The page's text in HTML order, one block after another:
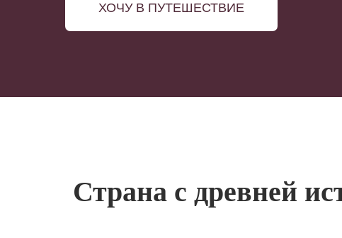
ХОЧУ В ПУТЕШЕСТВИЕ
Страна с древней